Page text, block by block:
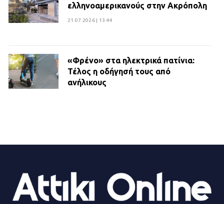
ελληνοαμερικανούς στην Ακρόπολη
21.07.2026 | 13:44
«Φρένο» στα ηλεκτρικά πατίνια:
Τέλος η οδήγησή τους από
ανήλικους
Βριλήσσια: Αυτοκίνητο έσπασε